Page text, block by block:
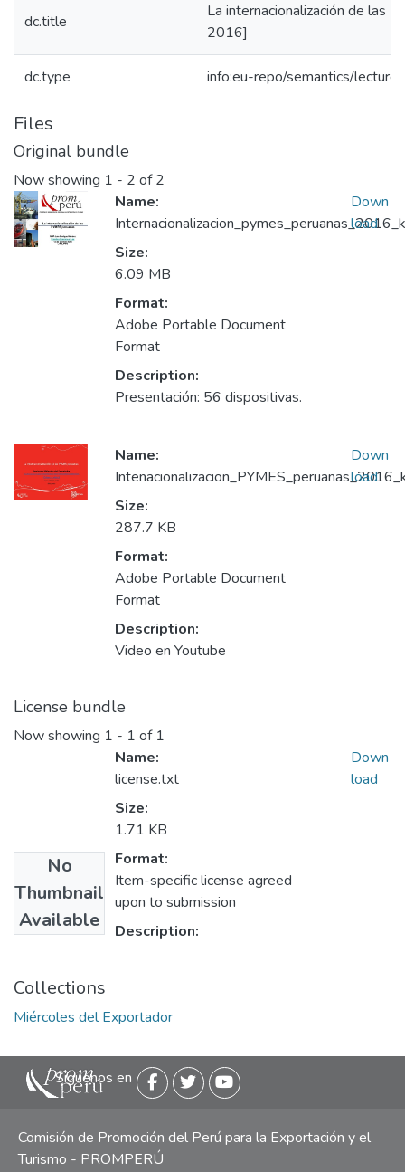
dc.title
La internacionalización de las
2016]
dc.type info:eu-repo/semantics/lecture
Files
Original bundle
Now showing 1 - 2 of 2
Name:
Size:
6.09 MB
Format:
Adobe Portable Document
Format
Description:
Presentación: 56 dispositivas.
Down
load
Name:
Size:
287.7 KB
Format:
Adobe Portable Document
Format
Description:
Video en Youtube
Down
load
License bundle
Now showing 1 - 1 of 1
No
Thumbnail
Available
Name:
license.txt
Size:
1.71 KB
Format:
Item-specific license agreed
upon to submission
Description:
Down
load
Collections
Miércoles del Exportador
Siguenos en
Comisión de Promoción del Perú para la Exportación y el
Turismo - PROMPERÚ